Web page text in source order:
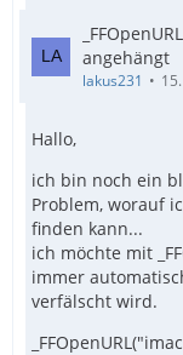
angehängt
lakus231
Hallo,
ich bin noch ein
Problem, worauf
finden kann...
ich möchte mit
immer
verfälscht wird.